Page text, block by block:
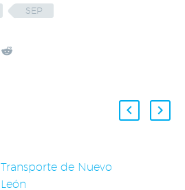
SEP
Transporte de Nuevo
León